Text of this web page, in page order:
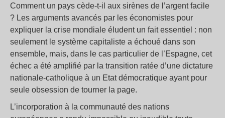
Comment un pays cède-t-il aux sirènes de l’argent facile
? Les arguments avancés par les économistes pour
expliquer la crise mondiale éludent un fait essentiel : non
seulement le système capitaliste a échoué dans son
ensemble, mais, dans le cas particulier de l’Espagne, cet
échec a été amplifié par la transition ratée d’une dictature
nationale-catholique à un Etat démocratique ayant pour
seule obsession de tourner la page.
L’incorporation à la communauté des nations